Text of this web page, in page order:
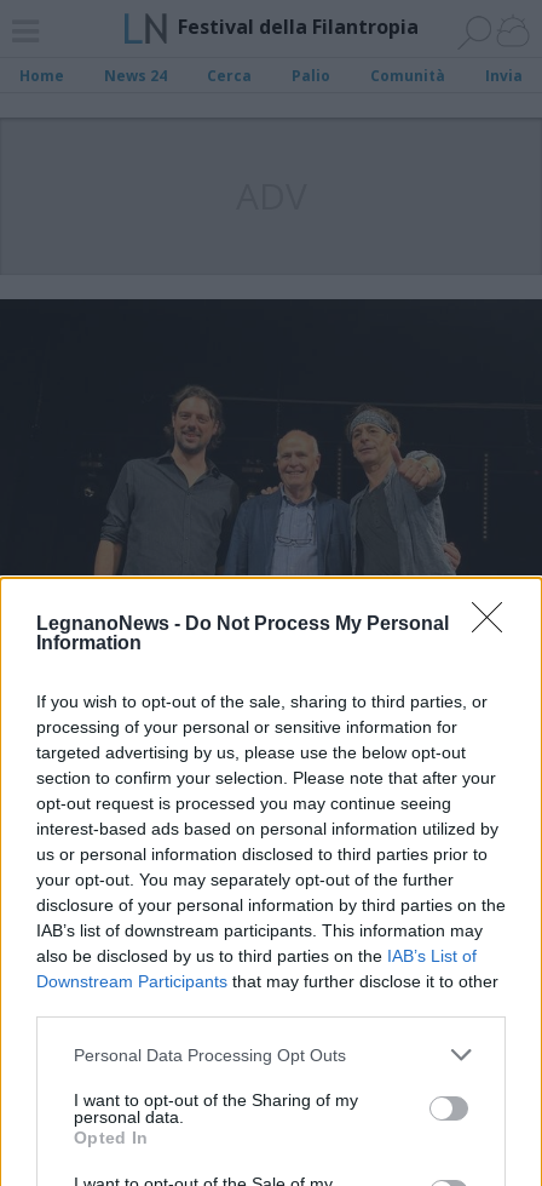
LegnanoNews - Do Not Process My Personal
Information
If you wish to opt-out of the sale, sharing to third parties, or
processing of your personal or sensitive information for
targeted advertising by us, please use the below opt-out
section to confirm your selection. Please note that after your
opt-out request is processed you may continue seeing
interest-based ads based on personal information utilized by
us or personal information disclosed to third parties prior to
your opt-out. You may separately opt-out of the further
disclosure of your personal information by third parties on the
IAB’s list of downstream participants. This information may
also be disclosed by us to third parties on the IAB’s List of
Downstream Participants that may further disclose it to other
Personal Data Processing Opt Outs
I want to opt-out of the Sharing of my
personal data.
Opted In
Festival della Filantropia
Home News 24 Cerca Palio Comunità Invia
EVENTI
Fondazione Ticino Olona
“moltiplicatore” di bontà, concluso
a ritmo di rock il Festival della
Filantropia
Festival della Filantropia